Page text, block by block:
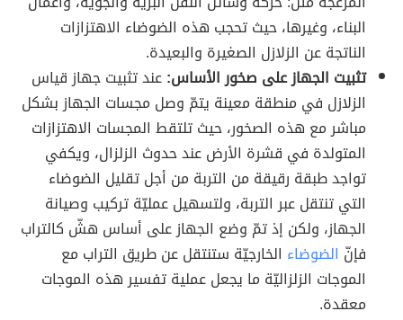
البناء، وغيرها، حيث تحجب هذه الضوضاء الاهتزازات
الناتجة عن الزلازل الصغيرة والبعيدة.
تثبيت الجهاز على صخور الأساس:عند تثبيت جهاز قياس
الزلازل في منطقة معينة يتمّ وصل مجسات الجهاز بشكل
مباشر مع هذه الصخور، حيث تلتقط المجسات الاهتزازات
المتولدة في قشرة الأرض عند حدوث الزلزال، ويكفي
تواجد طبقة رقيقة من التربة من أجل تقليل الضوضاء
التي تنتقل عبر التربة، ولتسهيل عمليّة تركيب وصيانة
الجهاز، ولكن إذ تمّ وضع الجهاز على أساس هشّ كالتراب
فإنّ الضوضاء الخارجيّة ستنتقل عن طريق التراب مع
الموجات الزلزاليّة ما يجعل عملية تفسير هذه الموجات
معقدة.